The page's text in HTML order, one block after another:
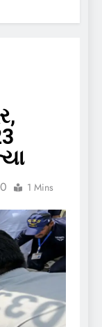
0 1 Mins